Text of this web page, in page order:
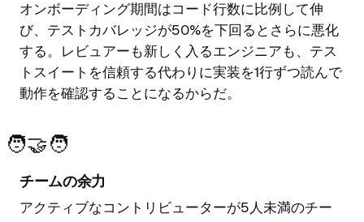
オンボーディング期間はコード行数に比例して伸
び、テストカバレッジが50%を下回るとさらに悪化
する。レビュアーも新しく入るエンジニアも、テス
トスイートを信頼する代わりに実装を1行ずつ読んで
動作を確認することになるからだ。
🧑‍🤝‍🧑
チームの余力
アクティブなコントリビューターが5人未満のチー